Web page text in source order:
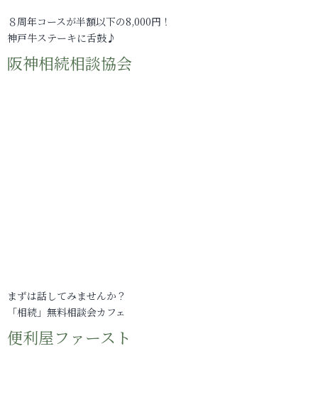
８周年コースが半額以下の8,000円！
神戸牛ステーキに舌鼓♪
阪神相続相談協会
まずは話してみませんか？
「相続」無料相談会カフェ
便利屋ファースト